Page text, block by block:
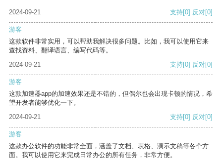
2024-09-21 支持[0] 反对[0]
游客
这款软件非常实用，可以帮助我解决很多问题。比如，我可以使用它来
查找资料、翻译语言、编写代码等。
2024-09-21
支持[0] 反对[0]
游客
这款加速器app的加速效果还是不错的，但偶尔也会出现卡顿的情况，希
望开发者能够优化一下。
2024-09-21
支持[0] 反对[0]
游客
这款办公软件的功能非常全面，涵盖了文档、表格、演示文稿等各个方
面。我可以使用它来完成日常办公的所有任务，非常方便。